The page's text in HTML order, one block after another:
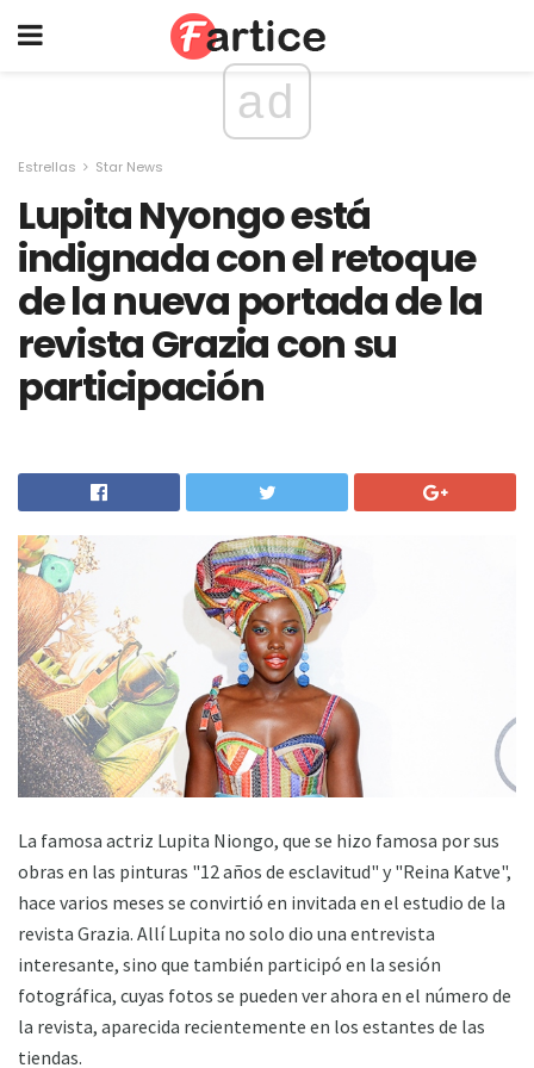
ad
Estrellas Star News
Lupita Nyongo está
indignada con el retoque
de la nueva portada de la
revista Grazia con su
participación
La famosa actriz Lupita Niongo, que se hizo famosa por sus
obras en las pinturas "12 años de esclavitud" y "Reina Katve",
hace varios meses se convirtió en invitada en el estudio de la
revista Grazia. Allí Lupita no solo dio una entrevista
interesante, sino que también participó en la sesión
fotográfica, cuyas fotos se pueden ver ahora en el número de
la revista, aparecida recientemente en los estantes de las
tiendas.